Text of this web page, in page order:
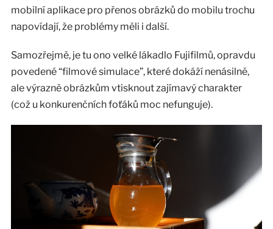
mobilní aplikace pro přenos obrázků do mobilu trochu
napovídají, že problémy měli i další.
Samozřejmě, je tu ono velké lákadlo Fujifilmů, opravdu
povedené “filmové simulace”, které dokáží nenásilně,
ale výrazně obrázkům vtisknout zajímavý charakter
(což u konkurenčních foťáků moc nefunguje).